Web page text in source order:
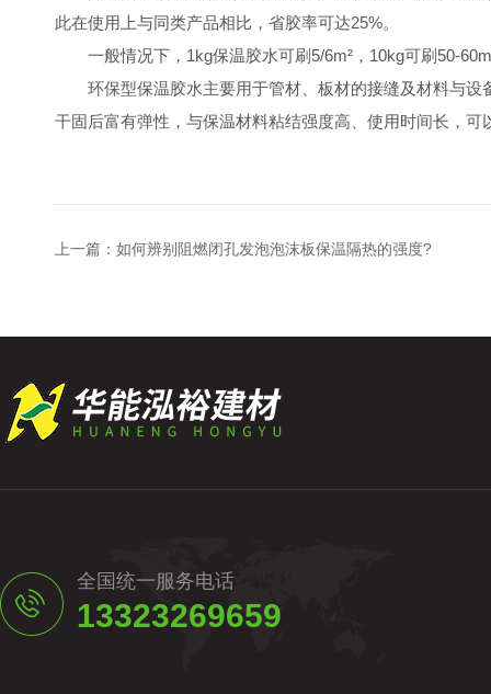
此在使用上与同类产品相比，省胶率可达25%。
一般情况下，1kg保温胶水可刷5/6m²，10kg可刷50-
环保型保温胶水主要用于管材、板材的接缝及材料与设
干固后富有弹性，与保温材料粘结强度高、使用时间长，可
上一篇： 如何辨别阻燃闭孔发泡泡沫板保温隔热的强度?
全国统一服务电话
13323269659